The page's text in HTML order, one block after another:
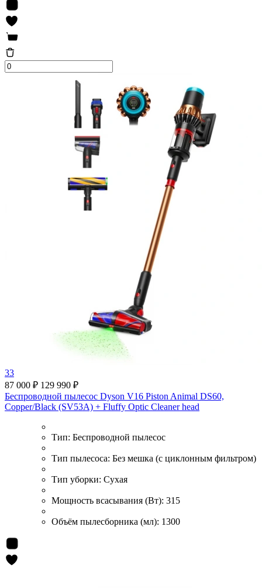
33
87 000 ₽ 129 990 ₽
Беспроводной пылесос Dyson V16 Piston Animal DS60,
Copper/Black (SV53A) + Fluffy Optic Cleaner head
Тип: Беспроводной пылесос
Тип пылесоса: Без мешка (с циклонным фильтром)
Тип уборки: Сухая
Мощность всасывания (Вт): 315
Объём пылесборника (мл): 1300